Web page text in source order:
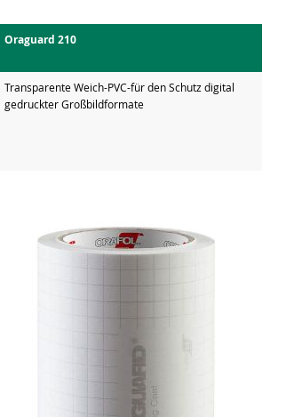
Oraguard 210
Transparente Weich-PVC-für den Schutz digital
gedruckter Großbildformate